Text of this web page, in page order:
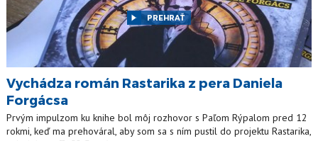
PREHRAŤ
Vychádza román Rastarika z pera Daniela
Forgácsa
Prvým impulzom ku knihe bol môj rozhovor s Paľom Rýpalom pred 12
rokmi, keď ma prehováral, aby som sa s ním pustil do projektu Rastarika,